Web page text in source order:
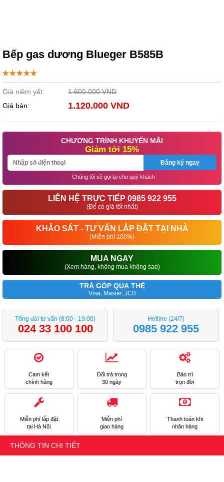
Bếp gas dương Blueger B585B
Giá niêm yết: 1.600.000 VND
Giá bán: 1.120.000 VND
CHƯƠNG TRÌNH KHUYẾN MÃI
Giảm tới 15%
Đăng ký ngay
Chúng tôi sẽ gọi lại cho quý khách
LIÊN HỆ TRỰC TIẾP 0985 922 955
(Để có giá tốt nhất)
KHẢO SÁT - TƯ VẤN LẮP ĐẶT TẠI NHÀ
(Miễn phí 100%)
MUA NGAY
(Xem hàng, không mua không sao)
TRẢ GÓP QUA THẺ
Visa, Master, JCB
Tổng đài tư vấn (8:00 - 19:00)
024 33 100 100
Hotline (24/7)
0985 922 955
Cam kết
chính hãng
Đổi trả trong
30 ngày
Bảo trì
trọn đời
Miễn phí lắp đặt
tại Hà Nội
Miễn phí
giao hàng
Thanh toán khi
nhận hàng
THÔNG TIN CHI TIẾT